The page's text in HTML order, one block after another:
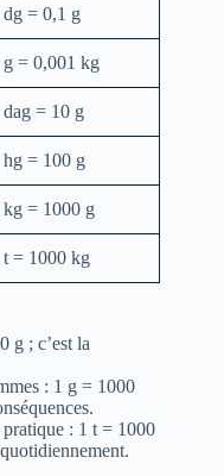
dg = 0,1 g
g = 0,001 kg
dag = 10 g
hg = 100 g
kg = 1000 g
t = 1000 kg
g ; c’est la
: 1 g = 1000
: 1 t = 1000